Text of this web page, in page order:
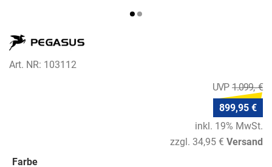
Art. NR: 103112
1.099,- €
899,95 €
inkl. 19% MwSt.
zzgl. 34,95 € Versand
Farbe